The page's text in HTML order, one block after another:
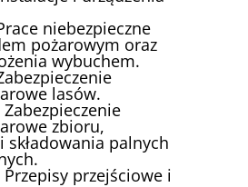
niebezpieczne
pożarowym oraz
wybuchem.
lasów.
Zabezpieczenie
zbioru,
palnych
Przepisy przejściowe i